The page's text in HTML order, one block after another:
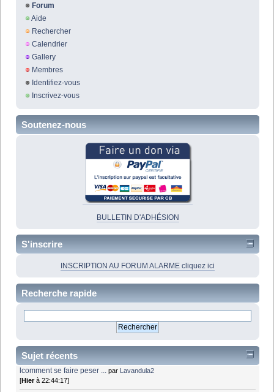
Forum
Aide
Rechercher
Calendrier
Gallery
Membres
Identifiez-vous
Inscrivez-vous
Soutenez-nous
BULLETIN D'ADHÉSION
S'inscrire
INSCRIPTION AU FORUM ALARME cliquez ici
Recherche rapide
Sujet récents
lcomment se faire peser ... par Lavandula2
[Hierà 22:44:17]